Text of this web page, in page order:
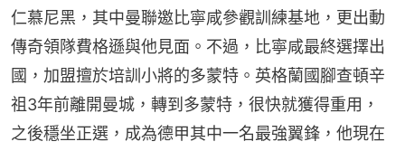
仁慕尼黑，其中曼聯邀比寧咸參觀訓練基地，更出動
傳奇領隊費格遜與他見面。不過，比寧咸最終選擇出
國，加盟擅於培訓小將的多蒙特。英格蘭國腳查頓辛
祖3年前離開曼城，轉到多蒙特，很快就獲得重用，
之後穩坐正選，成為德甲其中一名最強翼鋒，他現在